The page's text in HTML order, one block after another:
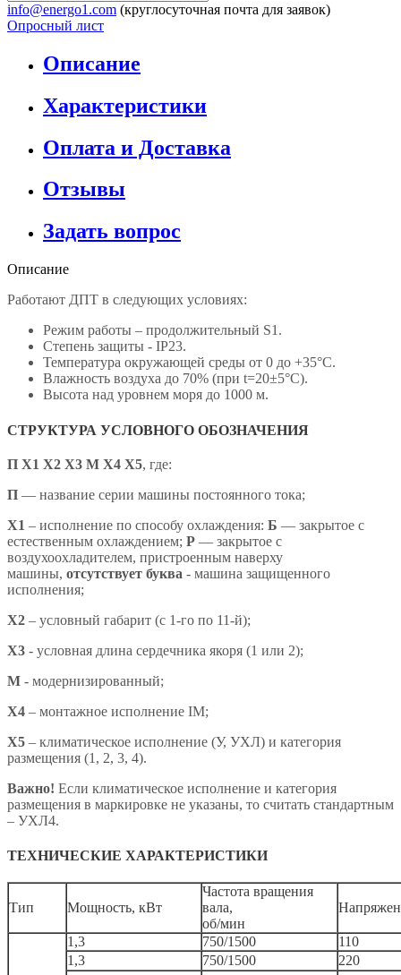
info@energo1.com (круглосуточная почта для заявок)
Опросный лист
Описание
Характеристики
Оплата и Доставка
Отзывы
Задать вопрос
Описание
Работают ДПТ в следующих условиях:
Режим работы – продолжительный S1.
Степень защиты - IP23.
Температура окружающей среды от 0 до +35°С.
Влажность воздуха до 70% (при t=20±5°С).
Высота над уровнем моря до 1000 м.
СТРУКТУРА УСЛОВНОГО ОБОЗНАЧЕНИЯ
П Х1 Х2 Х3 М Х4 X5, где:
П — название серии машины постоянного тока;
X1 – исполнение по способу охлаждения: Б — закрытое с
естественным охлаждением; Р — закрытое с
воздухоохладителем, пристроенным наверху
машины, отсутствует буква - машина защищенного
исполнения;
X2 – условный габарит (с 1-го по 11-й);
X3 - условная длина сердечника якоря (1 или 2);
М - модернизированный;
Х4 – монтажное исполнение IM;
X5 – климатическое исполнение (У, УХЛ) и категория
размещения (1, 2, 3, 4).
Важно! Если климатическое исполнение и категория
размещения в маркировке не указаны, то считать стандартным
– УХЛ4.
ТЕХНИЧЕСКИЕ ХАРАКТЕРИСТИКИ
Тип Мощность, кВт
Частота вращения
вала,
об/мин
1,3 750/1500
110
1,3
750/1500
220